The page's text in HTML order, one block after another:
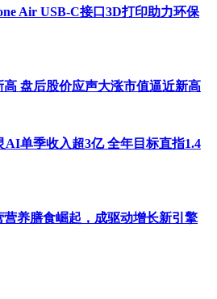
Air USB-C接口3D打印助力环保
盘后股价应声大涨市值逼近新高
单季收入超3亿 全年目标直指1.4
养膳食崛起，成驱动增长新引擎